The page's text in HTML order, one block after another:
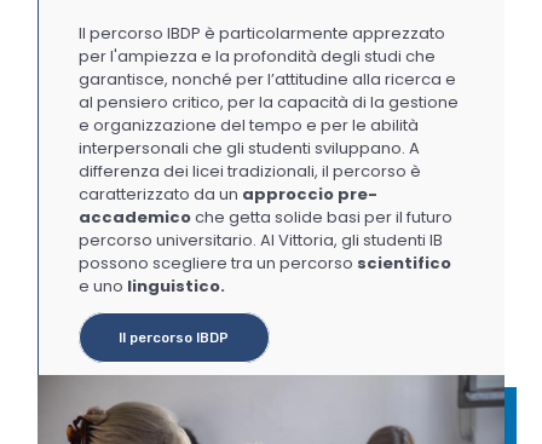
Il percorso IBDP è particolarmente apprezzato
per l'ampiezza e la profondità degli studi che
garantisce, nonché per l’attitudine alla ricerca e
al pensiero critico, per la capacità di la gestione
e organizzazione del tempo e per le abilità
interpersonali che gli studenti sviluppano. A
differenza dei licei tradizionali, il percorso è
caratterizzato da un approccio pre-
accademicoche getta solide basi per il futuro
percorso universitario. Al Vittoria, gli studenti IB
possono scegliere tra un percorso scientifico
e uno linguistico.
Il percorso IBDP